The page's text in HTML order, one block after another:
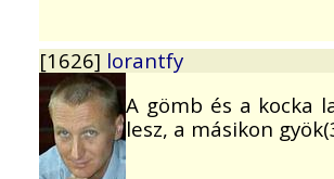
[1626] lorantfy
A gömb és a kocka
lesz, a másikon